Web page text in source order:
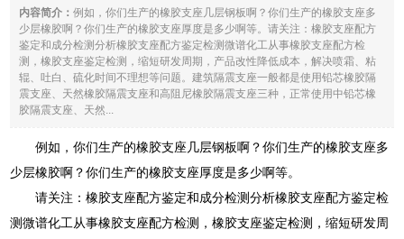
内容简介：例如，你们生产的橡胶支座几层钢板啊？你们生产的橡胶支座多
少层橡胶啊？你们生产的橡胶支座厚度是多少啊等。请关注：橡胶支座配方
鉴定和成分检测分析橡胶支座配方鉴定检测微谱化工从事橡胶支座配方检
测，橡胶支座鉴定检测，缩短研发周期，产品改性降低成本，解决喷霜、粘
辊、吐白、硫化时间不理想等问题。建筑隔震支座一般都是使用铅芯橡胶隔
震支座、天然橡胶隔震支座和高阻尼橡胶隔震支座三种，正常使用中铅芯橡
胶隔震支座、天然...
例如，你们生产的橡胶支座几层钢板啊？你们生产的橡胶支座多
少层橡胶啊？你们生产的橡胶支座厚度是多少啊等。
请关注：橡胶支座配方鉴定和成分检测分析橡胶支座配方鉴定检
测微谱化工从事橡胶支座配方检测，橡胶支座鉴定检测，缩短研发周